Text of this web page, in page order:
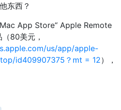
东西？
App Store“ Apple Remote
80美元，
us/app/apple-
id409907375？mt = 12），